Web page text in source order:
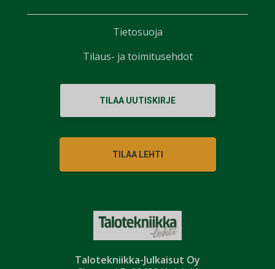
Talotekniikka-Julkaisut Oy
TILAA UUTISKIRJE
TILAA LEHTI
Tietosuoja
Tilaus- ja toimitusehdot